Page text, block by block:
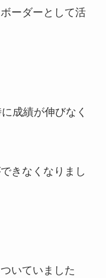
ーダーとして活
成績が伸びなく
きなくなりまし
いていました